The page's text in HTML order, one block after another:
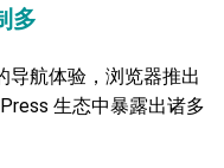
多
导航体验，浏览器推出
生态中暴露出诸多